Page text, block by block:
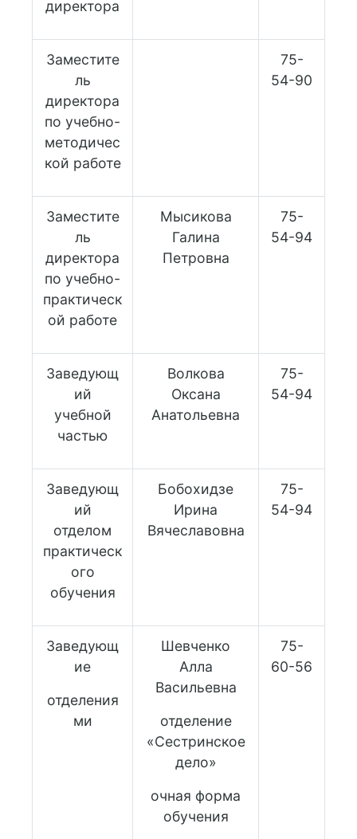
директора
Заместите
ль
директора
по учебно-
методичес
кой работе
75-
54-90
Заместите
ль
директора
по учебно-
практическ
ой работе
Мысикова
Галина
Петровна
75-
54-94
Заведующ
ий
учебной
частью
Волкова
Оксана
Анатольевна
75-
54-94
Заведующ
ий
отделом
практическ
ого
обучения
Бобохидзе
Ирина
Вячеславовна
75-
54-94
Заведующ
ие
отделения
ми
Шевченко
Алла
Васильевна
отделение
«Сестринское
дело»
очная форма
обучения
75-
60-56